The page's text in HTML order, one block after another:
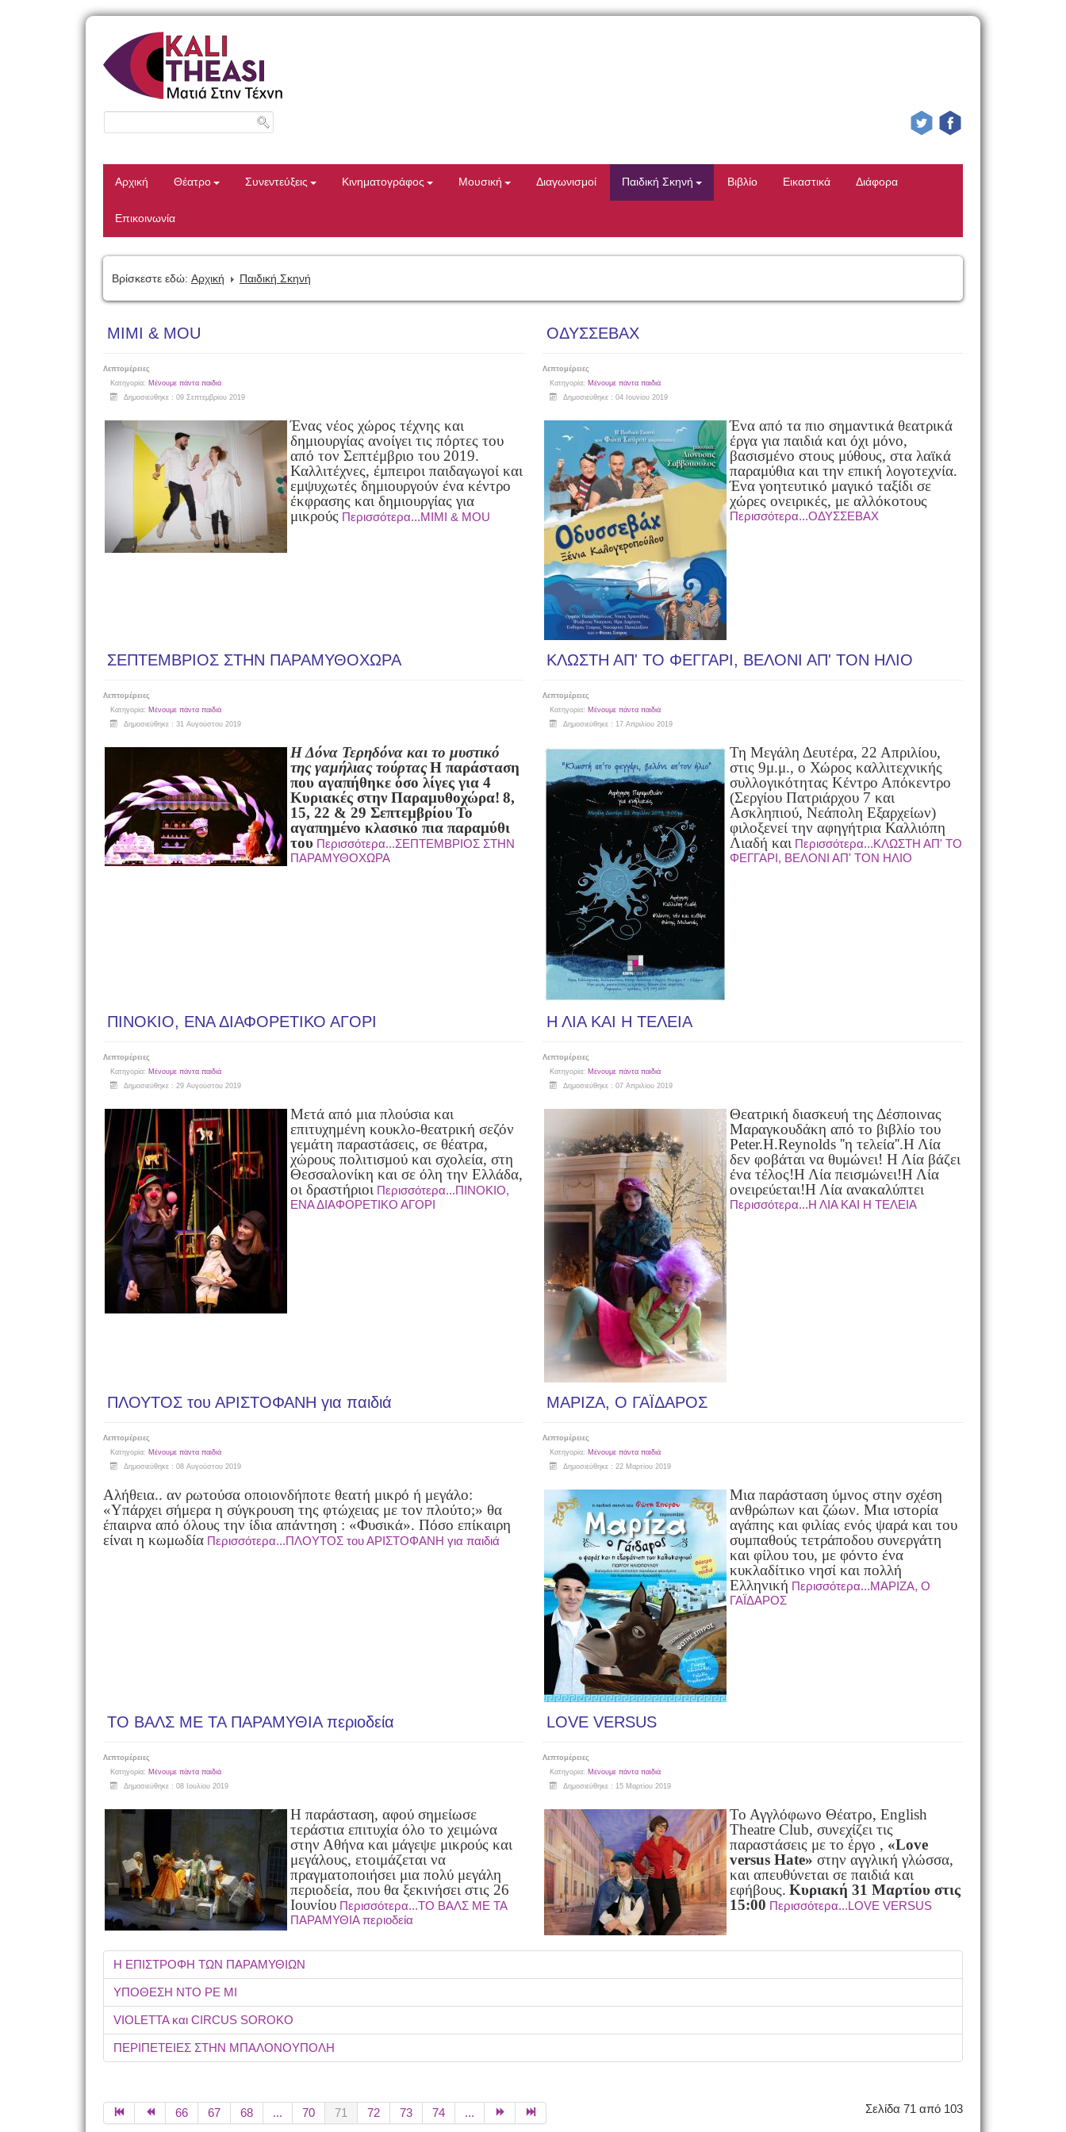
Αρχική Θέατρο Συνεντεύξεις Κινηματογράφος Μουσική Διαγωνισμοί Παιδική Σκηνή Βιβλίο Εικαστικά Διάφορα
Επικοινωνία
Βρίσκεστε εδώ: Αρχική Παιδική Σκηνή
MIMI & MOU
Λεπτομέρειες
Κατηγορία: Μένουμε πάντα παιδιά
Δημοσιεύθηκε : 09 Σεπτεμβρίου 2019
Ένας νέος χώρος τέχνης και
δημιουργίας ανοίγει τις πόρτες του
από τον Σεπτέμβριο του 2019.
Καλλιτέχνες, έμπειροι παιδαγωγοί και
εμψυχωτές δημιουργούν ένα κέντρο
έκφρασης και δημιουργίας για
μικρούς Περισσότερα...MIMI & MOU
ΟΔΥΣΣΕΒΑΧ
Λεπτομέρειες
Κατηγορία: Μένουμε πάντα παιδιά
Δημοσιεύθηκε : 04 Ιουνίου 2019
Ένα από τα πιο σημαντικά θεατρικά
έργα για παιδιά και όχι μόνο,
βασισμένο στους μύθους, στα λαϊκά
παραμύθια και την επική λογοτεχνία.
Ένα γοητευτικό μαγικό ταξίδι σε
χώρες ονειρικές, με αλλόκοτους
Περισσότερα...ΟΔΥΣΣΕΒΑΧ
ΣΕΠΤΕΜΒΡΙΟΣ ΣΤΗΝ ΠΑΡΑΜΥΘΟΧΩΡΑ
Λεπτομέρειες
Κατηγορία: Μένουμε πάντα παιδιά
Δημοσιεύθηκε : 31 Αυγούστου 2019
Η Δόνα Τερηδόνα και το μυστικό
της γαμήλιας τούρταςΗ παράσταση
που αγαπήθηκε όσο λίγες για 4
Κυριακές στην Παραμυθοχώρα! 8,
15, 22 & 29 ΣεπτεμβρίουΤο
αγαπημένο κλασικό πια παραμύθι
του Περισσότερα...ΣΕΠΤΕΜΒΡΙΟΣ ΣΤΗΝ
ΠΑΡΑΜΥΘΟΧΩΡΑ
ΚΛΩΣΤΗ ΑΠ' ΤΟ ΦΕΓΓΑΡΙ, ΒΕΛΟΝΙ ΑΠ' ΤΟΝ ΗΛΙΟ
Λεπτομέρειες
Κατηγορία: Μένουμε πάντα παιδιά
Δημοσιεύθηκε : 17 Απριλίου 2019
Τη Μεγάλη Δευτέρα, 22 Απριλίου,
στις 9μ.μ., ο Χώρος καλλιτεχνικής
συλλογικότητας Κέντρο Απόκεντρο
(Σεργίου Πατριάρχου 7 και
Ασκληπιού, Νεάπολη Εξαρχείων)
φιλοξενεί την αφηγήτρια Καλλιόπη
Λιαδή και Περισσότερα...ΚΛΩΣΤΗ ΑΠ' ΤΟ
ΦΕΓΓΑΡΙ, ΒΕΛΟΝΙ ΑΠ' ΤΟΝ ΗΛΙΟ
ΠΙΝΟΚΙΟ, ΕΝΑ ΔΙΑΦΟΡΕΤΙΚΟ ΑΓΟΡΙ
Λεπτομέρειες
Κατηγορία: Μένουμε πάντα παιδιά
Δημοσιεύθηκε : 29 Αυγούστου 2019
Μετά από μια πλούσια και
επιτυχημένη κουκλο-θεατρική σεζόν
γεμάτη παραστάσεις, σε θέατρα,
χώρους πολιτισμού και σχολεία, στη
Θεσσαλονίκη και σε όλη την Ελλάδα,
οι δραστήριοι Περισσότερα...ΠΙΝΟΚΙΟ,
ΕΝΑ ΔΙΑΦΟΡΕΤΙΚΟ ΑΓΟΡΙ
Η ΛΙΑ ΚΑΙ Η ΤΕΛΕΙΑ
Λεπτομέρειες
Κατηγορία: Μένουμε πάντα παιδιά
Δημοσιεύθηκε : 07 Απριλίου 2019
Θεατρική διασκευή της Δέσποινας
Μαραγκουδάκη από το βιβλίο του
Peter.H.Reynolds ''η τελεία''.Η Λία
δεν φοβάται να θυμώνει! Η Λία βάζει
ένα τέλος!Η Λία πεισμώνει!Η Λία
ονειρεύεται!Η Λία ανακαλύπτει
Περισσότερα...Η ΛΙΑ ΚΑΙ Η ΤΕΛΕΙΑ
ΠΛΟΥΤΟΣ του ΑΡΙΣΤΟΦΑΝΗ για παιδιά
Λεπτομέρειες
Κατηγορία: Μένουμε πάντα παιδιά
Δημοσιεύθηκε : 08 Αυγούστου 2019
Αλήθεια.. αν ρωτούσα οποιονδήποτε θεατή μικρό ή μεγάλο:
«Υπάρχει σήμερα η σύγκρουση της φτώχειας με τον πλούτο;» θα
έπαιρνα από όλους την ίδια απάντηση : «Φυσικά». Πόσο επίκαιρη
είναι η κωμωδία Περισσότερα...ΠΛΟΥΤΟΣ του ΑΡΙΣΤΟΦΑΝΗ για παιδιά
ΜΑΡΙΖΑ, Ο ΓΑΪΔΑΡΟΣ
Λεπτομέρειες
Κατηγορία: Μένουμε πάντα παιδιά
Δημοσιεύθηκε : 22 Μαρτίου 2019
Μια παράσταση ύμνος στην σχέση
ανθρώπων και ζώων. Μια ιστορία
αγάπης και φιλίας ενός ψαρά και του
συμπαθούς τετράποδου συνεργάτη
και φίλου του, με φόντο ένα
κυκλαδίτικο νησί και πολλή
Ελληνική Περισσότερα...ΜΑΡΙΖΑ, Ο
ΓΑΪΔΑΡΟΣ
ΤΟ ΒΑΛΣ ΜΕ ΤΑ ΠΑΡΑΜΥΘΙΑ περιοδεία
Λεπτομέρειες
Κατηγορία: Μένουμε πάντα παιδιά
Δημοσιεύθηκε : 08 Ιουλίου 2019
Η παράσταση, αφού σημείωσε
τεράστια επιτυχία όλο το χειμώνα
στην Αθήνα και μάγεψε μικρούς και
μεγάλους, ετοιμάζεται να
πραγματοποιήσει μια πολύ μεγάλη
περιοδεία, που θα ξεκινήσει στις 26
Ιουνίου Περισσότερα...ΤΟ ΒΑΛΣ ΜΕ ΤΑ
ΠΑΡΑΜΥΘΙΑ περιοδεία
LOVE VERSUS
Λεπτομέρειες
Κατηγορία: Μένουμε πάντα παιδιά
Δημοσιεύθηκε : 15 Μαρτίου 2019
Το Αγγλόφωνο Θέατρο, English
Theatre Club, συνεχίζει τις
παραστάσεις με το έργο , «Love
versus Hate» στην αγγλική γλώσσα,
και απευθύνεται σε παιδιά και
εφήβους. Κυριακή 31 Μαρτίου στις
15:00 Περισσότερα...LOVE VERSUS
Η ΕΠΙΣΤΡΟΦΗ ΤΩΝ ΠΑΡΑΜΥΘΙΩΝ
ΥΠΟΘΕΣΗ ΝΤΟ ΡΕ ΜΙ
VIOLETTA και CIRCUS SOROKO
ΠΕΡΙΠΕΤΕΙΕΣ ΣΤΗΝ ΜΠΑΛΟΝΟΥΠΟΛΗ
Σελίδα 71 από 103
66 67 68 ... 70 71 72 73 74 ...